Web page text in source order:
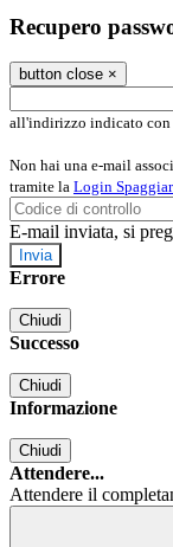
Recupero
button close ×
all'indirizzo indicato con
Non hai una e-mail
tramite la Login
E-mail inviata, si
Errore
Chiudi
Successo
Chiudi
Informazione
Chiudi
Attendere...
Attendere il